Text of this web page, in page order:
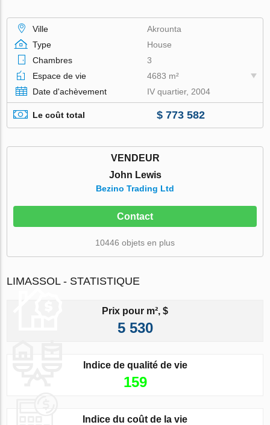
Ville
Akrounta
Type
House
Chambres
3
Espace de vie
4683 m²
Date d'achèvement
IV quartier, 2004
Le coût total $ 773 582
VENDEUR
John Lewis
Bezino Trading Ltd
Contact
10446 objets en plus
LIMASSOL - STATISTIQUE
Prix pour m², $
5 530
Indice de qualité de vie
159
Indice du coût de la vie